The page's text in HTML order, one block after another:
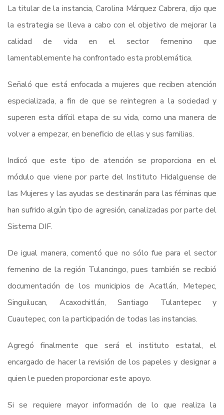
La titular de la instancia, Carolina Márquez Cabrera, dijo que
la estrategia se lleva a cabo con el objetivo de mejorar la
calidad de vida en el sector femenino que
lamentablemente ha confrontado esta problemática.
Señaló que está enfocada a mujeres que reciben atención
especializada, a fin de que se reintegren a la sociedad y
superen esta difícil etapa de su vida, como una manera de
volver a empezar, en beneficio de ellas y sus familias.
Indicó que este tipo de atención se proporciona en el
módulo que viene por parte del Instituto Hidalguense de
las Mujeres y las ayudas se destinarán para las féminas que
han sufrido algún tipo de agresión, canalizadas por parte del
Sistema DIF.
De igual manera, comentó que no sólo fue para el sector
femenino de la región Tulancingo, pues también se recibió
documentación de los municipios de Acatlán, Metepec,
Singuilucan, Acaxochitlán, Santiago Tulantepec y
Cuautepec, con la participación de todas las instancias.
Agregó finalmente que será el instituto estatal, el
encargado de hacer la revisión de los papeles y designar a
quien le pueden proporcionar este apoyo.
Si se requiere mayor información de lo que realiza la